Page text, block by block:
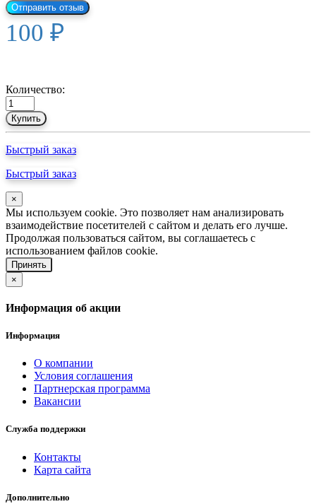
Отправить отзыв
100 ₽
Количество:
Купить
Быстрый заказ
Быстрый заказ
×
Мы используем cookie. Это позволяет нам анализировать
взаимодействие посетителей с сайтом и делать его лучше.
Продолжая пользоваться сайтом, вы соглашаетесь с
использованием файлов cookie.
Принять
×
Информация об акции
Информация
О компании
Условия соглашения
Партнерская программа
Вакансии
Служба поддержки
Контакты
Карта сайта
Дополнительно